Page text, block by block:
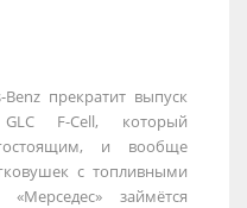
прекратит выпуск
F-Cell, который
и вообще
с топливными
займётся